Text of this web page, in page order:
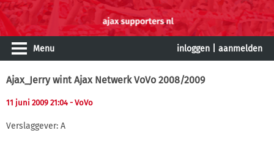
Menu inloggen aanmelden
Ajax_Jerry wint Ajax Netwerk VoVo 2008/2009
11 juni 2009 21:04 - VoVo
Verslaggever: A